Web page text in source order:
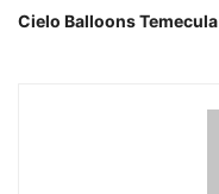
Cielo Balloons Temecula